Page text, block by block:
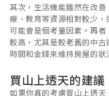
其次，生活機能雖然在改
療、教育等資源相對較少，
可能會是個考量因素。再
較高，尤其是較老舊的中
時間和金錢來維持房屋的狀
買山上透天的建議
如果你真的考慮買山上透